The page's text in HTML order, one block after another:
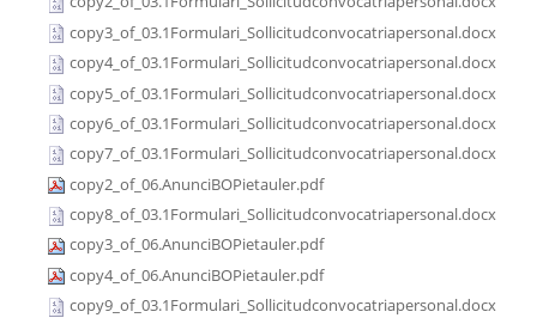
copy3_of_03.1Formulari_Sollicitudconvocatriapersonal.docx
copy4_of_03.1Formulari_Sollicitudconvocatriapersonal.docx
copy5_of_03.1Formulari_Sollicitudconvocatriapersonal.docx
copy6_of_03.1Formulari_Sollicitudconvocatriapersonal.docx
copy7_of_03.1Formulari_Sollicitudconvocatriapersonal.docx
copy2_of_06.AnunciBOPietauler.pdf
copy8_of_03.1Formulari_Sollicitudconvocatriapersonal.docx
copy3_of_06.AnunciBOPietauler.pdf
copy4_of_06.AnunciBOPietauler.pdf
copy9_of_03.1Formulari_Sollicitudconvocatriapersonal.docx